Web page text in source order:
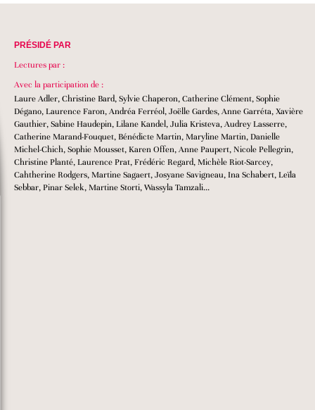
PRÉSIDÉ PAR
Lectures par :
Avec la participation de :
Laure Adler, Christine Bard, Sylvie Chaperon, Catherine Clément, Sophie
Dégano, Laurence Faron, Andréa Ferréol, Joëlle Gardes, Anne Garréta, Xavière
Gauthier, Sabine Haudepin, Lilane Kandel, Julia Kristeva, Audrey Lasserre,
Catherine Marand-Fouquet, Bénédicte Martin, Maryline Martin, Danielle
Michel-Chich, Sophie Mousset, Karen Offen, Anne Paupert, Nicole Pellegrin,
Christine Planté, Laurence Prat, Frédéric Regard, Michèle Riot-Sarcey,
Cahtherine Rodgers, Martine Sagaert, Josyane Savigneau, Ina Schabert, Leïla
Sebbar, Pinar Selek, Martine Storti, Wassyla Tamzali...